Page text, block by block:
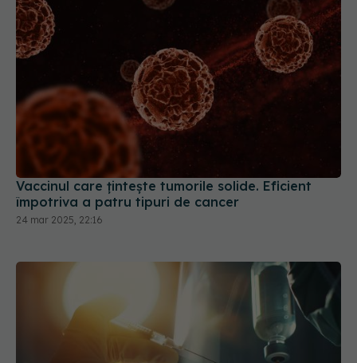
Vaccinul care țintește tumorile solide. Eficient
împotriva a patru tipuri de cancer
24 mar 2025, 22:16